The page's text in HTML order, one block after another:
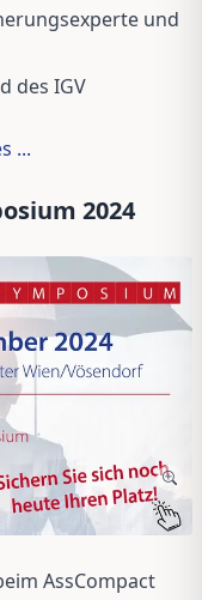
und
des IGV
...
2024
AssCompact